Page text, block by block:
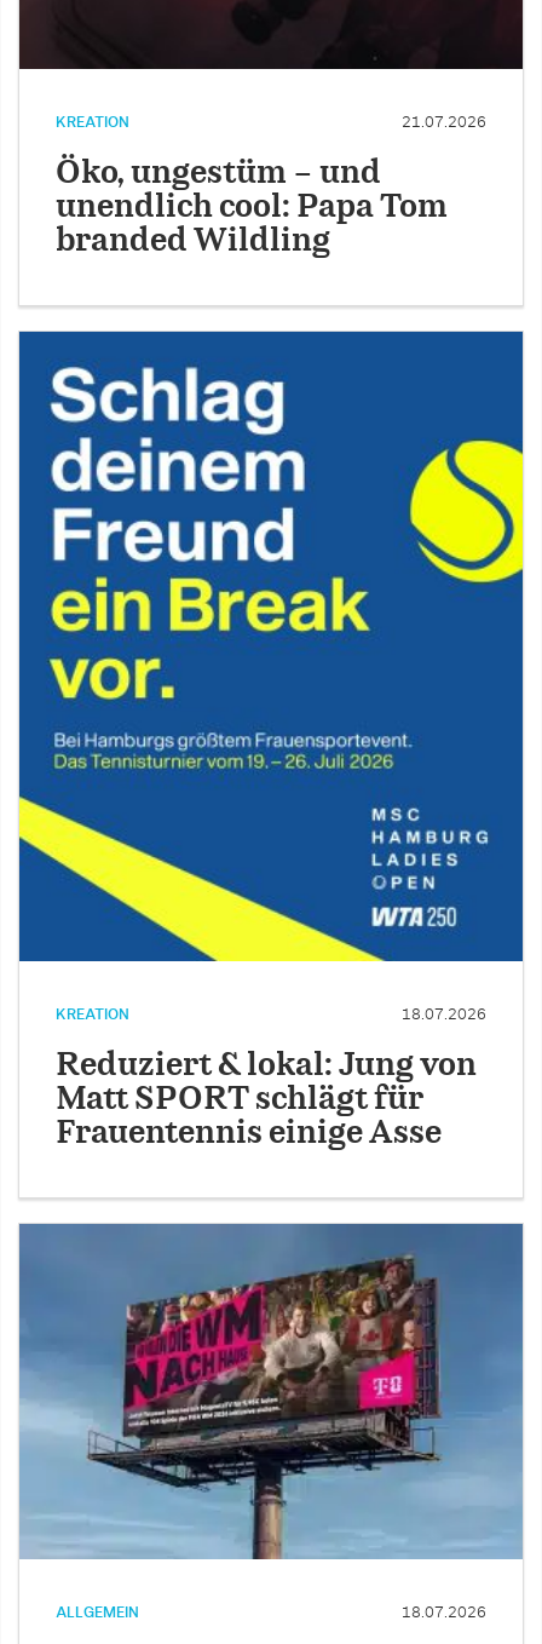
KREATION 21.07.2026
Öko, ungestüm – und
unendlich cool: Papa Tom
branded Wildling
KREATION 18.07.2026
Reduziert & lokal: Jung von
Matt SPORT schlägt für
Frauentennis einige Asse
ALLGEMEIN 18.07.2026